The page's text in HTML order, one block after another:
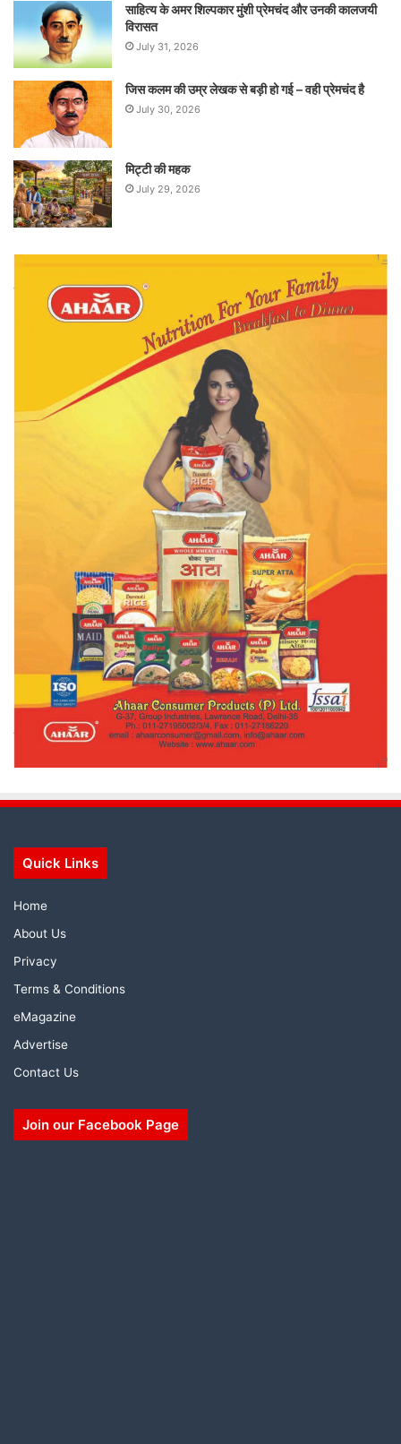
साहित्य के अमर शिल्पकार मुंशी प्रेमचंद और उनकी कालजयी
विरासत
July 31, 2026
जिस कलम की उम्र लेखक से बड़ी हो गई – वही प्रेमचंद है
July 30, 2026
मिट्टी की महक
July 29, 2026
Quick Links
Home
About Us
Privacy
Terms & Conditions
eMagazine
Advertise
Contact Us
Join our Facebook Page